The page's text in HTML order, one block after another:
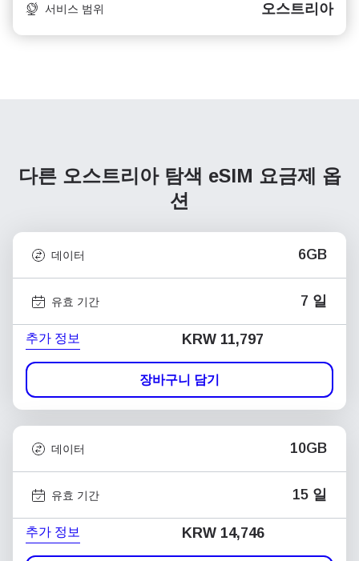
서비스 범위 오스트리아
다른 오스트리아 탐색 eSIM 요금제 옵
션
데이터 6GB
유효 기간 7 일
추가 정보 KRW 11,797
장바구니 담기
데이터 10GB
유효 기간 15 일
추가 정보 KRW 14,746